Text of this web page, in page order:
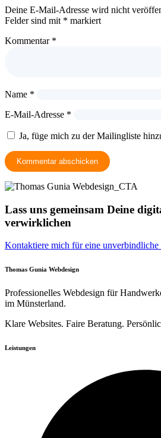
Deine E-Mail-Adresse wird nicht
Felder sind mit * markiert
Kommentar *
Name *
E-Mail-Adresse *
Ja, füge mich zu der Mailingliste
Lass uns gemeinsam Deine
verwirklichen
Kontaktiere mich für eine unverbindliche
Thomas Gunia Webdesign
Professionelles Webdesign für
im Münsterland.
Klare Websites. Faire Beratung.
Leistungen